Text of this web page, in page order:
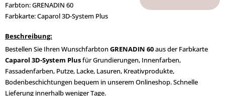
Farbton: GRENADIN 60
Farbkarte: Caparol 3D-System Plus
Beschreibung:
Bestellen Sie Ihren Wunschfarbton GRENADIN 60aus der Farbkarte
Caparol 3D-System Plusfür Grundierungen, Innenfarben,
Fassadenfarben, Putze, Lacke, Lasuren, Kreativprodukte,
Bodenbeschichtungen bequem in unserem Onlineshop. Schnelle
Lieferung innerhalb weniger Tage.